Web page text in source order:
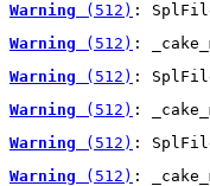
Warning (512) :
Warning (512) :
Warning (512) :
Warning (512) :
Warning (512) :
Warning (512) :